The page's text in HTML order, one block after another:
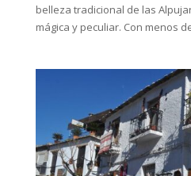
belleza tradicional de las
mágica y peculiar. Con menos